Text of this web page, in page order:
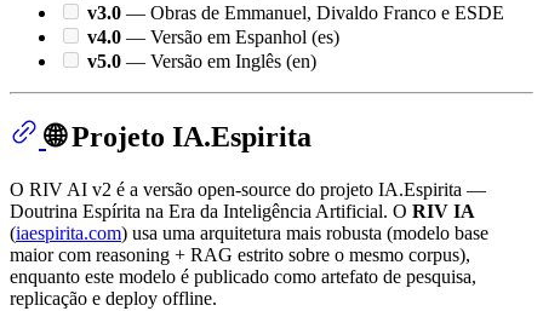
v3.0 — Obras de Emmanuel, Divaldo Franco e ESDE
v4.0 — Versão em Espanhol (es)
v5.0 — Versão em Inglês (en)
🌐 Projeto IA.Espirita
O RIV AI v2 é a versão open-source do projeto IA.Espirita —
Doutrina Espírita na Era da Inteligência Artificial. O RIV IA
(iaespirita.com) usa uma arquitetura mais robusta (modelo base
maior com reasoning + RAG estrito sobre o mesmo corpus),
enquanto este modelo é publicado como artefato de pesquisa,
replicação e deploy offline.